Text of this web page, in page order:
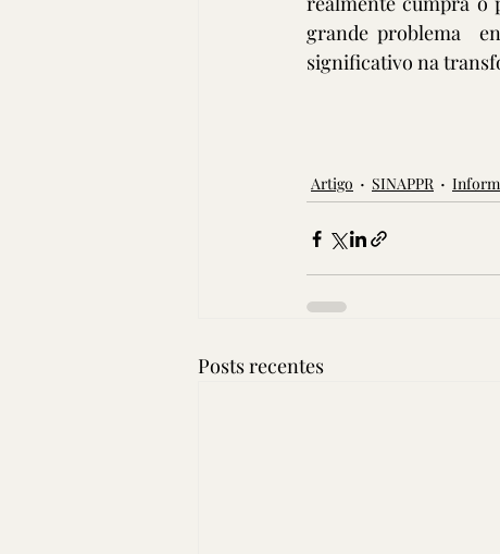
grande problema
significativo na
Artigo SINAPPR
Posts recentes